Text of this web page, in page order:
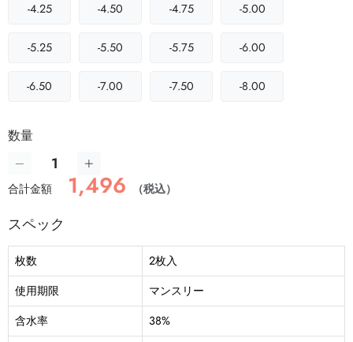
-4.25 -4.50 -4.75 -5.00
-5.25 -5.50 -5.75 -6.00
-6.50 -7.00 -7.50 -8.00
数量
合計金額 1,496 （税込）
スペック
枚数
2枚入
使用期限
マンスリー
含水率
38%